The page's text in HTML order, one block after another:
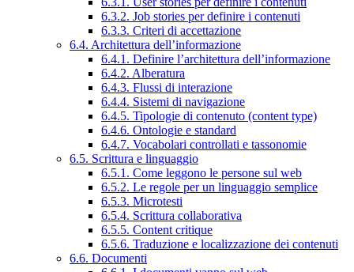
6.3.2. Job stories per definire i contenuti
6.3.3. Criteri di accettazione
6.4. Architettura dell’informazione
6.4.1. Definire l’architettura dell’informazione
6.4.2. Alberatura
6.4.3. Flussi di interazione
6.4.4. Sistemi di navigazione
6.4.5. Tipologie di contenuto (content type)
6.4.6. Ontologie e standard
6.4.7. Vocabolari controllati e tassonomie
6.5. Scrittura e linguaggio
6.5.1. Come leggono le persone sul web
6.5.2. Le regole per un linguaggio semplice
6.5.3. Microtesti
6.5.4. Scrittura collaborativa
6.5.5. Content critique
6.5.6. Traduzione e localizzazione dei contenuti
6.6. Documenti